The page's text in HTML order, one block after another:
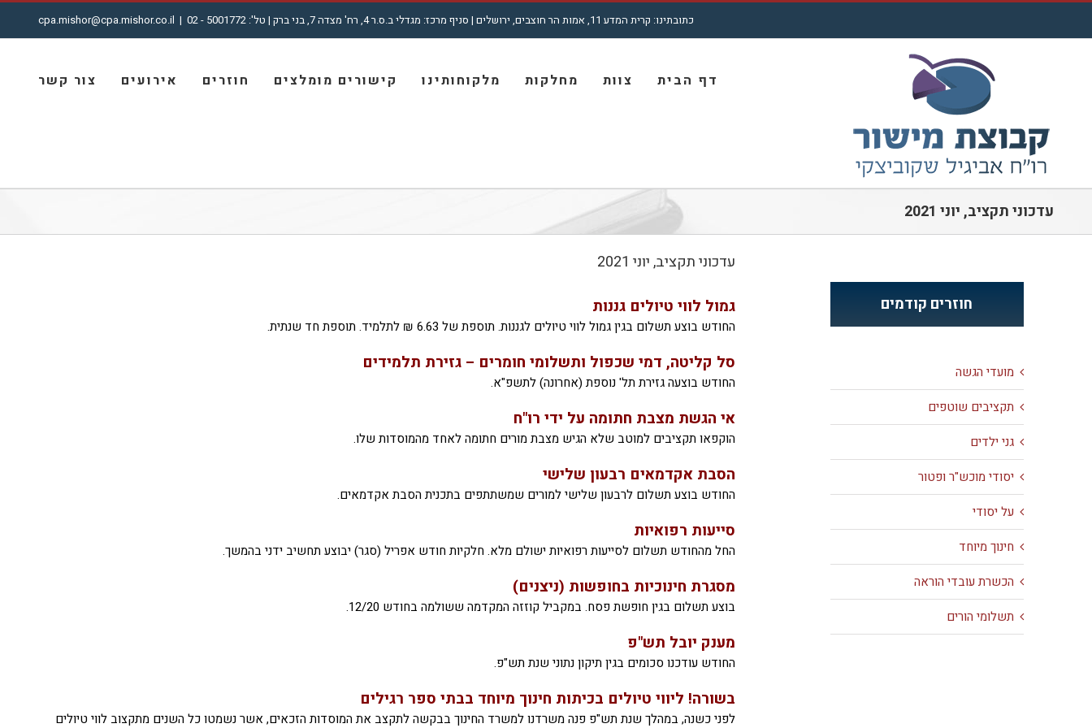
דלג
כתובתינו: קרית המדע 11, אמות הר חוצבים, ירושלים | סניף מרכז: מגדלי ב.ס.ר 4, רח' מצדה 7, בני ברק | טל': 5001772 - 02 |
cpa.mishor@cpa.mishor.co.il
חיפוש...
דף הבית צוות מחלקות מלקוחותינו קישורים מומלצים חוזרים אירועים צור קשר
עדכוני תקציב, יוני 2021
עדכוני תקציב, יוני 2021
גמול לווי טיולים גננות
החודש בוצע תשלום בגין גמול לווי טיולים לגננות. תוספת של 6.63 ₪ לתלמיד. תוספת חד שנתית.
סל קליטה, דמי שכפול ותשלומי חומרים – גזירת תלמידים
החודש בוצעה גזירת תל' נוספת (אחרונה) לתשפ"א.
אי הגשת מצבת חתומה על ידי רו"ח
הוקפאו תקציבים למוטב שלא הגיש מצבת מורים חתומה לאחד מהמוסדות שלו.
הסבת אקדמאים רבעון שלישי
החודש בוצע תשלום לרבעון שלישי למורים שמשתתפים בתכנית הסבת אקדמאים.
סייעות רפואיות
החל מהחודש תשלום לסייעות רפואיות ישולם מלא. חלקיות חודש אפריל (סגר) יבוצע תחשיב ידני בהמשך.
מסגרת חינוכיות בחופשות (ניצנים)
בוצע תשלום בגין חופשת פסח. במקביל קוזזה המקדמה ששולמה בחודש 12/20.
מענק יובל תש"פ
החודש עודכנו סכומים בגין תיקון נתוני שנת תש"פ.
בשורה! ליווי טיולים בכיתות חינוך מיוחד בבתי ספר רגילים
לפני כשנה, במהלך שנת תש"פ פנה משרדנו למשרד החינוך בבקשה לתקצב את המוסדות הזכאים, אשר נשמטו כל השנים מתקצוב לווי טיולים
חוזרים קודמים
מועדי הגשה
תקציבים שוטפים
גני ילדים
יסודי מוכש"ר ופטור
על יסודי
חינוך מיוחד
הכשרת עובדי הוראה
תשלומי הורים